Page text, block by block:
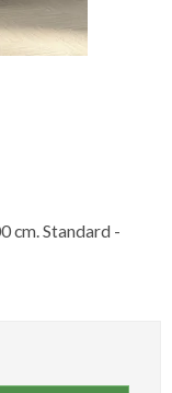
cm. Standard -